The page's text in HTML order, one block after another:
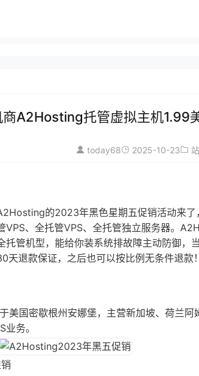
A2Hosting托管虚拟主机1.99
today68 2025-10-23
的2023年黑色星期五促销活动来
、全托管VPS、全托管独立服务器。
托管机型，能给你装系统排故障主动防御
天退款保证，之后也可以按比例无条件退款
国密歇根州安娜堡，主营新加坡、荷兰阿
务。